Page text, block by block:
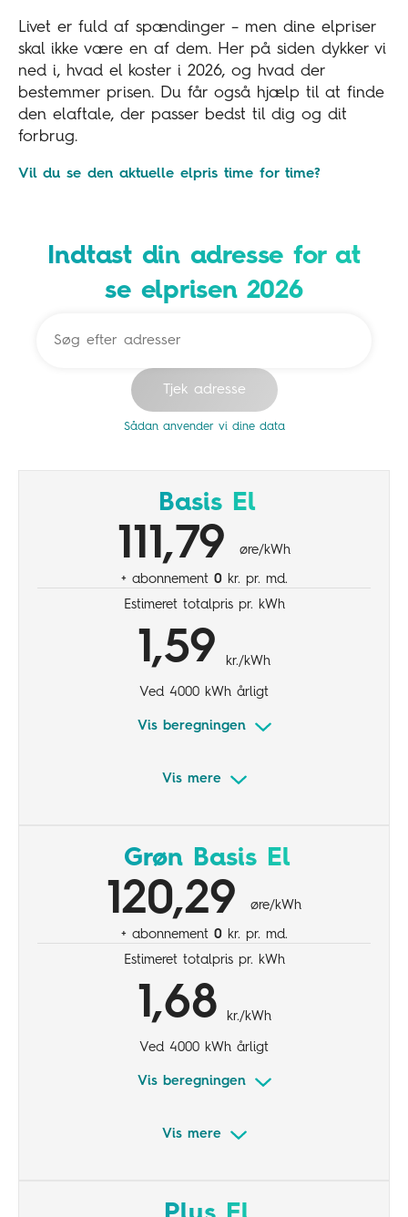
Livet er fuld af spændinger – men dine elpriser
skal ikke være en af dem. Her på siden dykker vi
ned i, hvad el koster i 2026, og hvad der
bestemmer prisen. Du får også hjælp til at finde
den elaftale, der passer bedst til dig og dit
forbrug.
Vil du se den aktuelle elpris time for time?
Indtast din adresse for at
se elprisen 2026
Tjek adresse
Sådan anvender vi dine data
Basis El
111,79 øre/kWh
+ abonnement 0kr. pr. md.
Variabel elpris
Mindre elforbrug
Estimeret totalpris pr. kWh
1,59 kr./kWh
Ved 4000 kWh årligt
Vis beregningen
Vis mere
Grøn Basis El
120,29 øre/kWh
+ abonnement 0kr. pr. md.
Estimeret totalpris pr. kWh
1,68 kr./kWh
Ved 4000 kWh årligt
Vis beregningen
Vis mere